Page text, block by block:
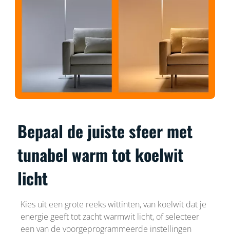
Bepaal de juiste sfeer met
tunabel warm tot koelwit
licht
Kies uit een grote reeks wittinten, van koelwit dat je
energie geeft tot zacht warmwit licht, of selecteer
een van de voorgeprogrammeerde instellingen